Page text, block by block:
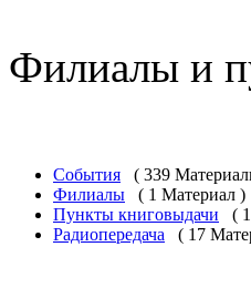
Филиалы и
События
( 339
Филиалы
( 1 Материал )
Пункты книговыдачи
(
Радиопередача
( 17